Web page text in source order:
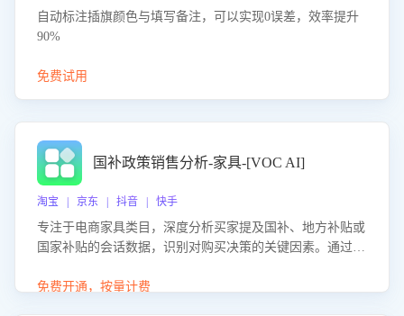
自动标注插旗颜色与填写备注，可以实现0误差，效率提升
90%
免费试用
国补政策销售分析-家具-[VOC AI]
淘宝 | 京东 | 抖音 | 快手
专注于电商家具类目，深度分析买家提及国补、地方补贴或
国家补贴的会话数据，识别对购买决策的关键因素。通过AI
化策略，助力商家利用国补政策提升GMV。
免费开通，按量计费